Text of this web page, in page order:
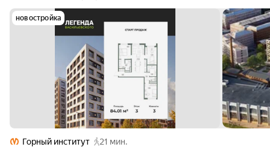
новостройка
Горный институт
21 мин.